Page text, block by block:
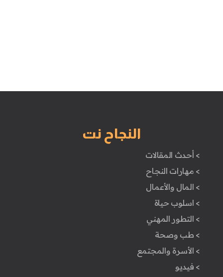
النجاح نت
> أحدث المقالات
> مهارات النجاح
> المال والأعمال
> اسلوب حياة
> التطور المهني
> طب وصحة
> الأسرة والمجتمع
> فيديو